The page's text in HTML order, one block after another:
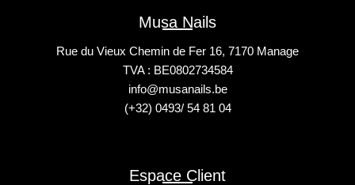
Musa Nails
Rue du Vieux Chemin de Fer 16, 7170 Manage
TVA : BE0802734584
info@musanails.be
(+32) 0493/ 54 81 04
Espace Client